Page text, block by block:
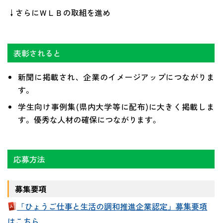
↓さらにＷＬＢの取組を進め
表彰されると
新聞に掲載され、企業のイメージアップにつながりま
す。
学生向け事例集(県内大学等に配布)に大きく掲載しま
す。優秀な人材の確保につながります。
応募方法
募集要項
「ひょうご仕事と生活の調和推進企業認定」募集要項